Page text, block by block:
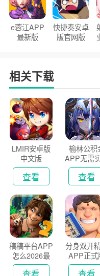
e蓉江APP
最新版
快捷奏安卓
版官网版
相关下载
LMIR安卓版
中文版
查看
榆林公积
APP无需
认证版
查看
稿稿平台APP
怎么2026最
新版
查看
分身双开
APP正式
查看